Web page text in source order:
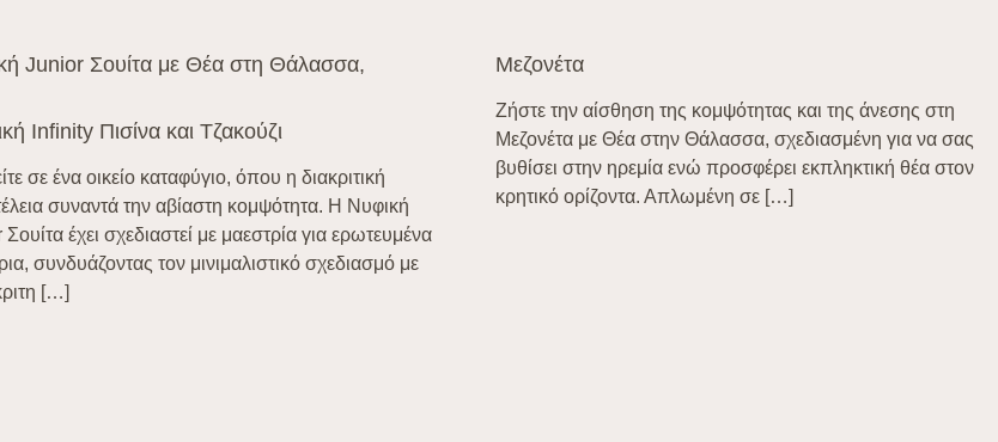
Junior Σουίτα με Θέα στη Θάλασσα,
Infinity Πισίνα και Τζακούζι
σε ένα οικείο καταφύγιο, όπου η διακριτική
συναντά την αβίαστη κομψότητα. Η Νυφική
έχει σχεδιαστεί με μαεστρία για ερωτευμένα
συνδυάζοντας τον μινιμαλιστικό σχεδιασμό με
[…]
Μεζονέτα
Ζήστε την αίσθηση της κομψότητας και της άνεσης στη
Μεζονέτα με Θέα στην Θάλασσα, σχεδιασμένη για να σας
βυθίσει στην ηρεμία ενώ προσφέρει εκπληκτική θέα στον
κρητικό ορίζοντα. Απλωμένη σε […]